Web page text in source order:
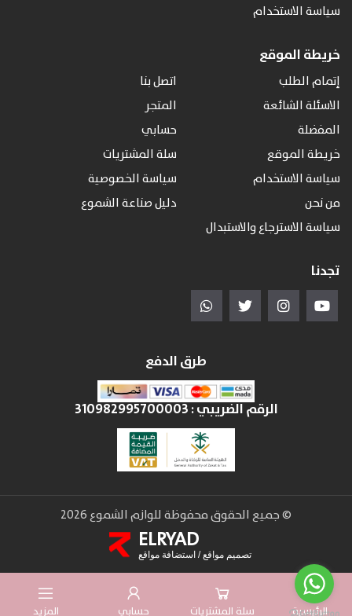
الرئيسية سلة المشتريات حسابي المزيد
سياسة الاستخدام
خريطة الموقع
إتمام الطلب
اتصل بنا
الاسئلة الشائعة
المتجر
المفضلة
حسابي
خريطة الموقع
سلة المشتريات
سياسة الاستخدام
سياسة الخصوصية
من نحن
دليل صناعة الشموع
سياسة الاسترجاع والاستبدال
تجدنا
طرق الدفع
الرقم الضريبي :310982995700003
© جميع الحقوق محفوظة للوازم الشموع 2026
ELRYADتصميم مواقع/استضافة مواقع